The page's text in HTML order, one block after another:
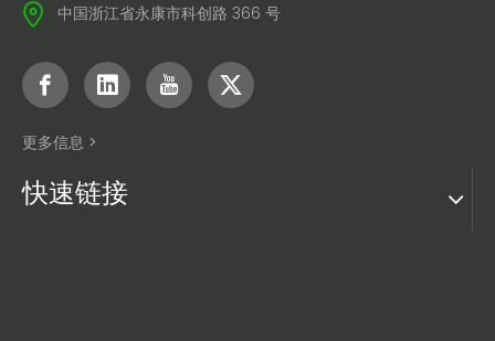
中国浙江省永康市科创路 366 号
更多信息 >
快速链接